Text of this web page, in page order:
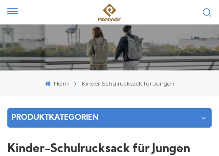
Heim Kinder-Schulrucksack für Jungen
PRODUKTKATEGORIEN
Kinder-Schulrucksack für Jungen